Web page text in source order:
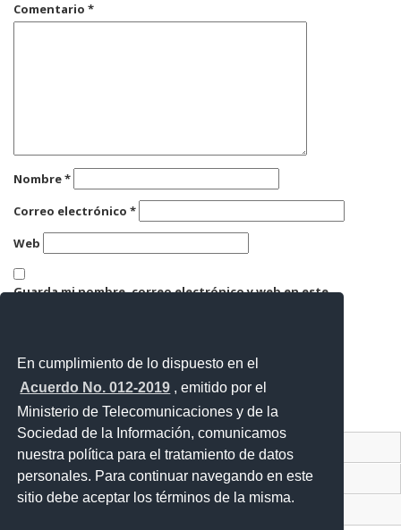
En cumplimiento de lo dispuesto en el
Acuerdo No. 012-2019 , emitido por el
Ministerio de Telecomunicaciones y de la
Sociedad de la Información, comunicamos
nuestra política para el tratamiento de datos
personales. Para continuar navegando en este
sitio debe aceptar los términos de la misma.
Comentario *
Nombre*
Correo electrónico *
Web
Guarda mi nombre, correo electrónico y web en este
Contacto Ciudadano Digital
Portal Trámites Ciudadanos
Sistema Nacional de Información (SNI)